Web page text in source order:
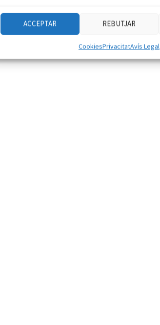
ACCEPTAR REBUTJAR
CookiesPrivacitatAvís Legal